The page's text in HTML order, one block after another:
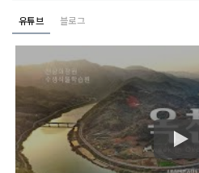
유튜브 블로그